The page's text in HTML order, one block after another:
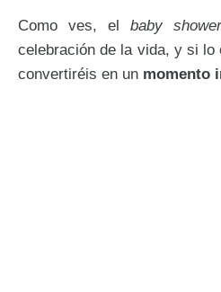
Como ves, el baby shower
celebración de la vida, y si
convertiréis en un momento